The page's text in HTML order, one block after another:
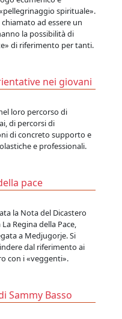
spirituale».
ad essere un
la possibilità di
di riferimento per tanti.
nei giovani
loro percorso di
di percorsi di
di concreto supporto e
e professionali.
pace
la Nota del Dicastero
Regina della Pace,
a Medjugorje. Si
dal riferimento ai
con i «veggenti».
Sammy Basso